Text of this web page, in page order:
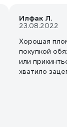
Илфак Л.
23.08.2022
Хорошая
покупкой
или
хватило